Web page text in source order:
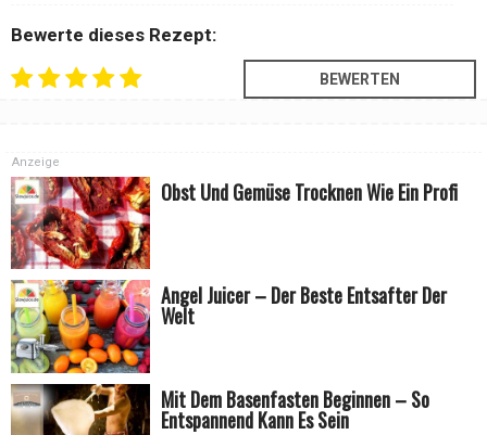
Bewerte dieses Rezept:
Obst Und Gemüse Trocknen Wie Ein Profi
Angel Juicer – Der Beste Entsafter Der
Welt
Mit Dem Basenfasten Beginnen – So
Entspannend Kann Es Sein
Anzeige